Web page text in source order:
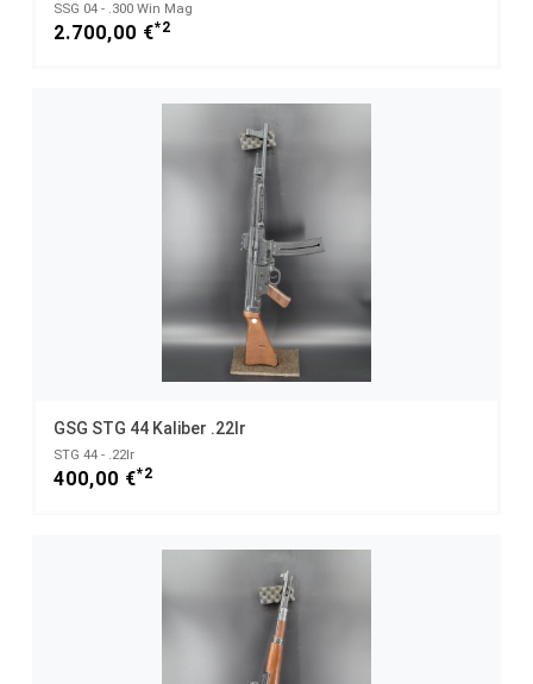
SSG 04 - .300 Win Mag
2.700,00 €*2
GSG STG 44 Kaliber .22lr
STG 44 - .22lr
400,00 €*2